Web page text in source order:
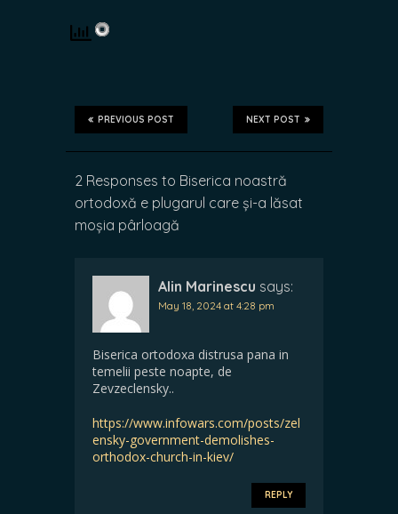
NEXT POST
PREVIOUS POST
2 Responses to Biserica noastră
ortodoxă e plugarul care și-a lăsat
moșia pârloagă
Alin Marinescu says:
May 18, 2024 at 4:28 pm
Biserica ortodoxa distrusa pana in
temelii peste noapte, de
Zevzeclensky..
https://www.infowars.com/posts/zel
ensky-government-demolishes-
orthodox-church-in-kiev/
REPLY